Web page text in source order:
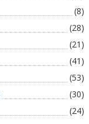
(8)
(28)
(21)
(41)
(53)
(30)
(24)